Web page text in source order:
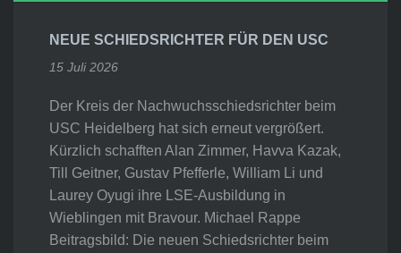
NEUE SCHIEDSRICHTER FÜR DEN USC
15 Juli 2026
Der Kreis der Nachwuchsschiedsrichter beim
USC Heidelberg hat sich erneut vergrößert.
Kürzlich schafften Alan Zimmer, Havva Kazak,
Till Geitner, Gustav Pfefferle, William Li und
Laurey Oyugi ihre LSE-Ausbildung in
Wieblingen mit Bravour. Michael Rappe
Beitragsbild: Die neuen Schiedsrichter beim